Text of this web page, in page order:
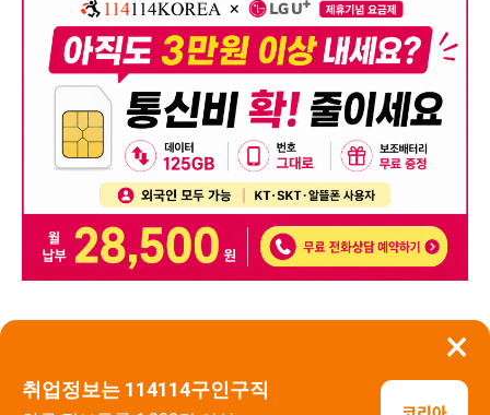
×
취업정보는 114114구인구직